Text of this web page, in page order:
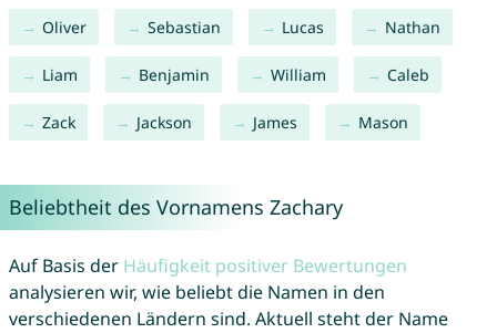
Oliver Sebastian Lucas Nathan
Liam Benjamin William Caleb
Zack Jackson James Mason
Beliebtheit des Vornamens Zachary
Auf Basis der Häufigkeit positiver Bewertungen
analysieren wir, wie beliebt die Namen in den
verschiedenen Ländern sind. Aktuell steht der Name